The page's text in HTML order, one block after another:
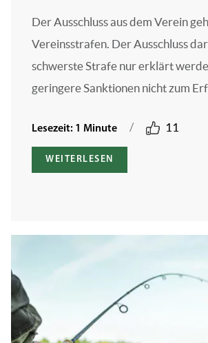
Der Ausschluss aus dem Verein
Vereinsstrafen. Der Ausschluss
schwerste Strafe nur erklärt
geringere Sanktionen nicht zum
Lesezeit: 1 Minute / 11
WEITERLESEN